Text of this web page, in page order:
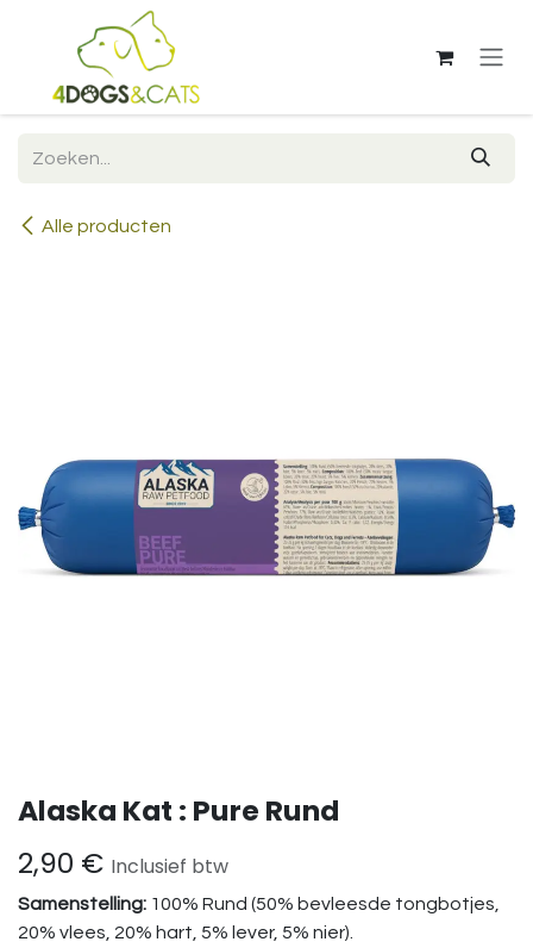
Overslaan naar inhoud
Alle producten
Alaska Kat : Pure Rund
2,90 € Inclusief btw
Samenstelling: 100% Rund (50% bevleesde tongbotjes,
20% vlees, 20% hart, 5% lever, 5% nier).